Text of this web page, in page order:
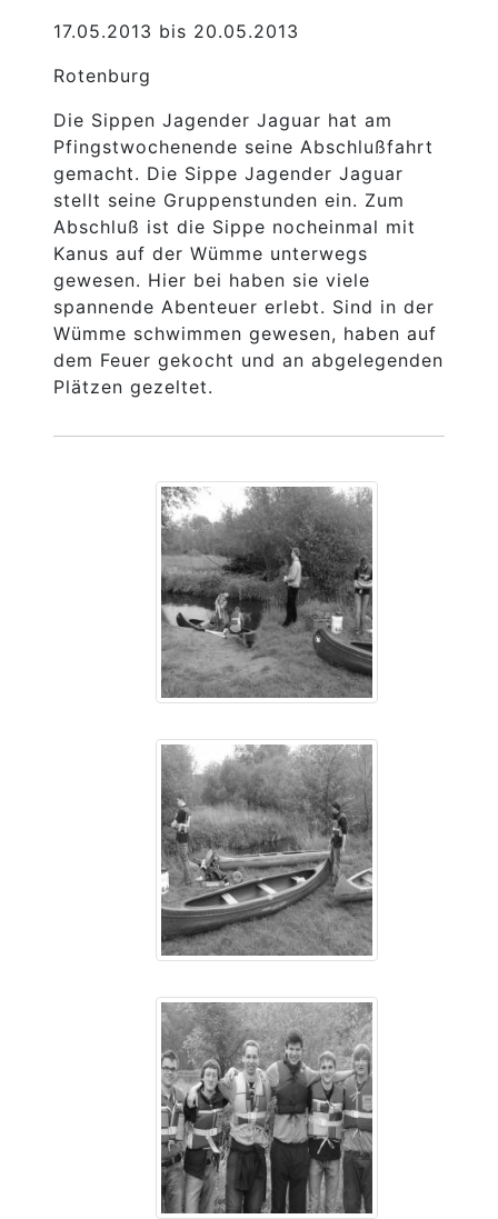
17.05.2013 bis 20.05.2013
Rotenburg
Die Sippen Jagender Jaguar hat am
Pfingstwochenende seine Abschlußfahrt
gemacht. Die Sippe Jagender Jaguar
stellt seine Gruppenstunden ein. Zum
Abschluß ist die Sippe nocheinmal mit
Kanus auf der Wümme unterwegs
gewesen. Hier bei haben sie viele
spannende Abenteuer erlebt. Sind in der
Wümme schwimmen gewesen, haben auf
dem Feuer gekocht und an abgelegenden
Plätzen gezeltet.